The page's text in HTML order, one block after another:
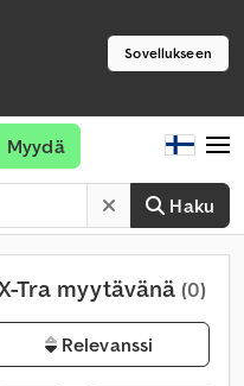
Sovellukseen
Haku
Myydä
Tra myytävänä (0)
Relevanssi